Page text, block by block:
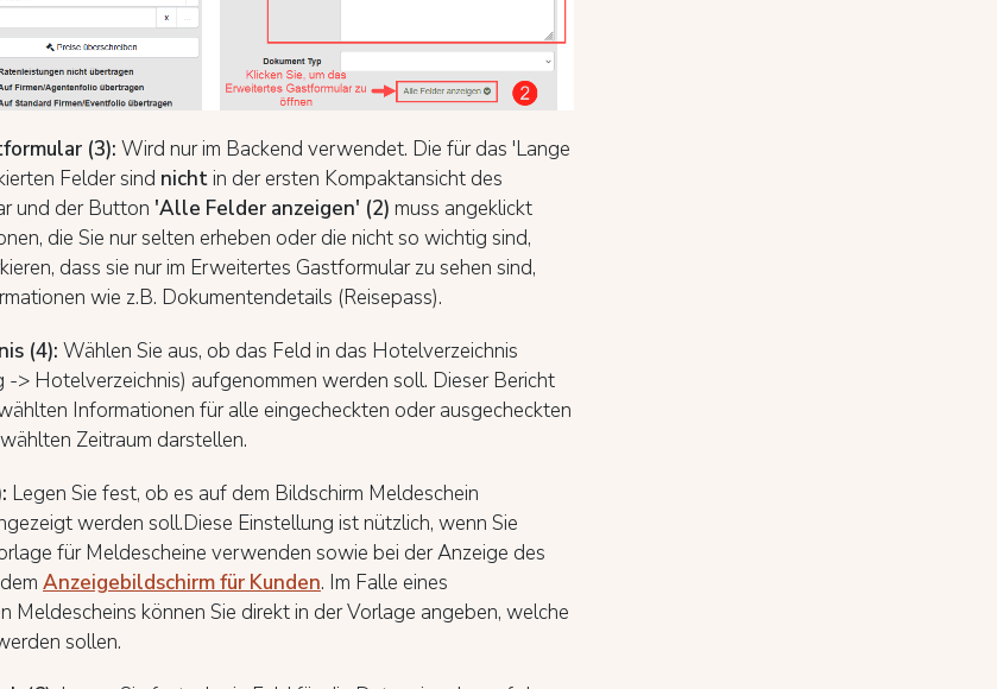
(3): Wird nur im Backend verwendet. Die für das 'Lange
Felder sind nichtin der ersten Kompaktansicht des
und der Button 'Alle Felder anzeigen' (2) muss angeklickt
die Sie nur selten erheben oder die nicht so wichtig sind,
dass sie nur im Erweitertes Gastformular zu sehen sind,
wie z.B. Dokumentendetails (Reisepass).
(4): Wählen Sie aus, ob das Feld in das Hotelverzeichnis
-> Hotelverzeichnis) aufgenommen werden soll. Dieser Bericht
Informationen für alle eingecheckten oder ausgecheckten
Zeitraum darstellen.
Legen Sie fest, ob es auf dem Bildschirm Meldeschein
werden soll.Diese Einstellung ist nützlich, wenn Sie
für Meldescheine verwenden sowie bei der Anzeige des
Anzeigebildschirm für Kunden. Im Falle eines
Meldescheins können Sie direkt in der Vorlage angeben, welche
sollen.